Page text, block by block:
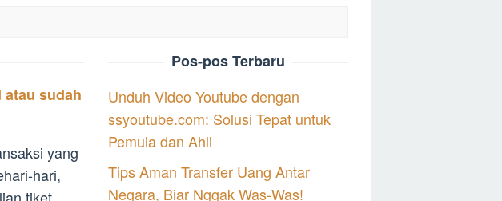
sudah
yang
hari,
Pos-pos Terbaru
Unduh Video Youtube dengan
ssyoutube.com: Solusi Tepat untuk
Pemula dan Ahli
Tips Aman Transfer Uang Antar
Negara, Biar Nggak Was-Was!